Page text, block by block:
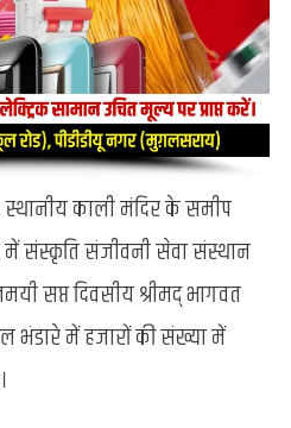
स्थानीय काली मंदिर के समीप
में संस्कृति संजीवनी सेवा संस्थान
सप्त दिवसीय श्रीमद् भागवत
भंडारे में हजारों की संख्या में